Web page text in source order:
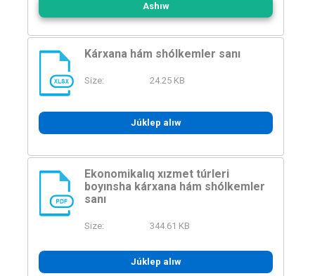
Ashıw
XLSX
Kárxana hám shólkemler sanı
Size: 24.25 KB
Júklep alıw
PDF
Ekonomikalıq xızmet túrleri
boyınsha kárxana hám shólkemler
sanı
Size: 344.61 KB
Júklep alıw